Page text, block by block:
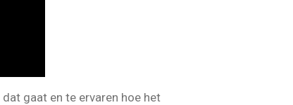
gaat en te ervaren hoe het